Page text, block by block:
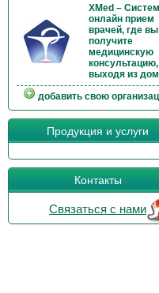
XMed –
онлайн прием
врачей, где вы
получите
медицинскую
выходя из
добавить свою
Продукция и услуги
Контакты
Связаться с нами